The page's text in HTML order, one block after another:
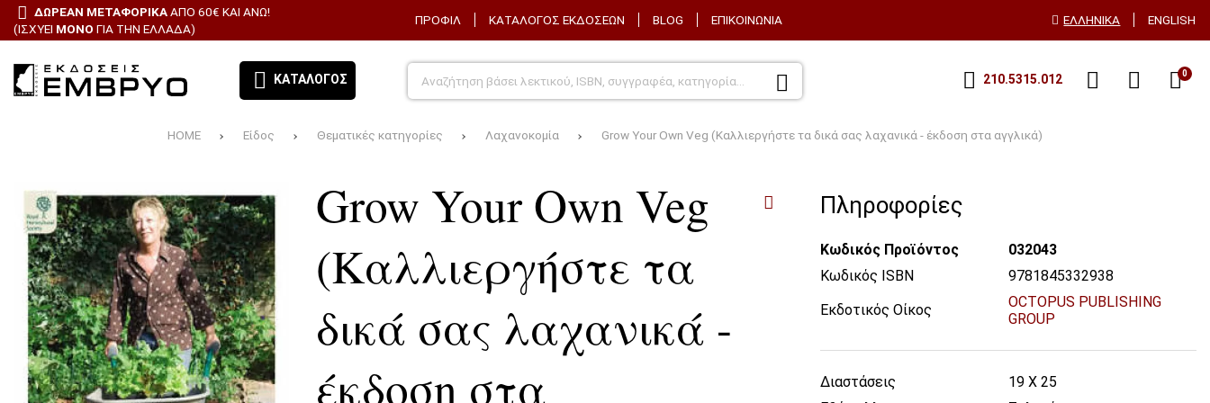
ΔΩΡΕΑΝ ΜΕΤΑΦΟΡΙΚΑΑΠΟ 60€ ΚΑΙ ΑΝΩ!
(ΙΣΧΥΕΙ ΜΟΝΟ ΓΙΑ ΤΗΝ ΕΛΛΑΔΑ)
ΠΡΟΦΙΛ ΚΑΤΑΛΟΓΟΣ ΕΚΔΟΣΕΩΝ BLOG ΕΠΙΚΟΙΝΩΝΙΑ ΕΛΛΗΝΙΚΑ ENGLISH
ΚΑΤΑΛΟΓΟΣ 210.5315.012 0
ΘΕΜΑΤΙΚΕΣ ΚΑΤΗΓΟΡΙΕΣ
BESTSELLERS
ΠΡΟΣΦΟΡΕΣ
ΣΥΝΔΡΟΜΗ ΕΦΗΜΕΡΙΔΑ ΑΙΓΑΛΕΩ
ΝΕΕΣ ΚΥΚΛΟΦΟΡΙΕΣ
ΛΟΓΟΤΕΧΝΙΑ
ΠΕΙΡΑΜΑΤΙΣΜΟΣ
ΓΕΩΠΟΝΙΚΑ
ΘΕΡΜΟΚΗΠΙΑ
ΘΡΕΨΗ ΦΥΤΩΝ-ΛΙΠΑΝΣΗ
ΛΑΧΑΝΟΚΟΜΙΑ
ΤΡΟΦΙΜΑ
ΥΔΡΟΠΟΝΙΑ
HOME Είδος Θεματικές κατηγορίες Λαχανοκομία Grow Your Own Veg (Καλλιεργήστε τα δικά σας λαχανικά - έκδοση στα αγγλικά)
Grow Your Own Veg
(Καλλιεργήστε τα
δικά σας λαχανικά -
έκδοση στα
Πληροφορίες
Κωδικός Προϊόντος
032043
Κωδικός ISBN
9781845332938
Εκδοτικός Οίκος
OCTOPUS PUBLISHING
GROUP
Διαστάσεις
19 X 25